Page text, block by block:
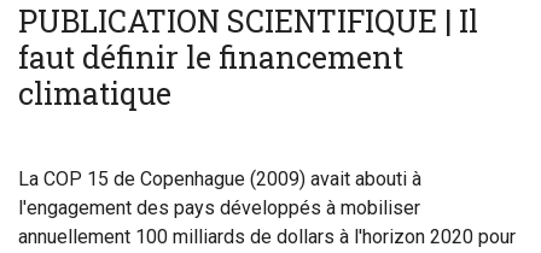
PUBLICATION SCIENTIFIQUE | Il
faut définir le financement
climatique
La COP 15 de Copenhague (2009) avait abouti à
l'engagement des pays développés à mobiliser
annuellement 100 milliards de dollars à l'horizon 2020 pour